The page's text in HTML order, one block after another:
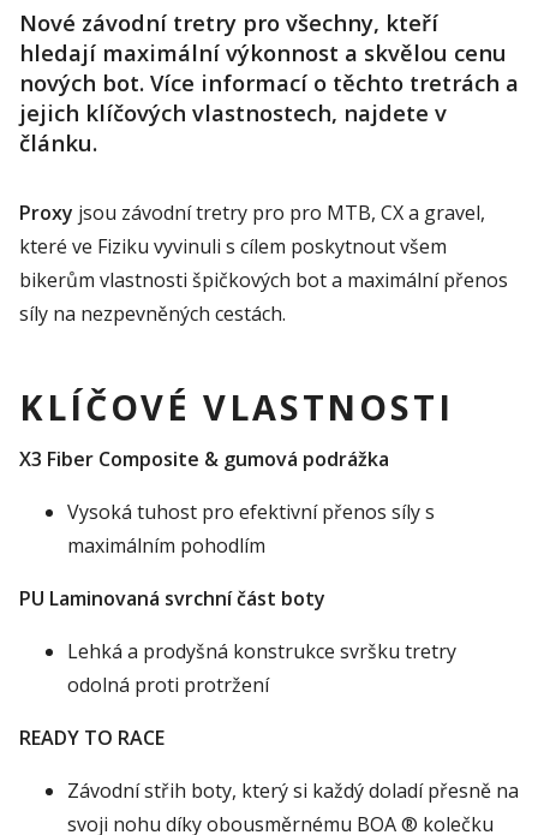
Nové závodní tretry pro všechny, kteří
hledají maximální výkonnost a skvělou cenu
nových bot. Více informací o těchto tretrách a
jejich klíčových vlastnostech, najdete v
článku.
Proxy jsou závodní tretry pro pro MTB, CX a gravel,
které ve Fiziku vyvinuli s cílem poskytnout všem
bikerům vlastnosti špičkových bot a maximální přenos
síly na nezpevněných cestách.
KLÍČOVÉ VLASTNOSTI
X3 Fiber Composite & gumová podrážka
Vysoká tuhost pro efektivní přenos síly s
maximálním pohodlím
PU Laminovaná svrchní část boty
Lehká a prodyšná konstrukce svršku tretry
odolná proti protržení
READY TO RACE
Závodní střih boty, který si každý doladí přesně na
svoji nohu díky obousměrnému BOA® kolečku